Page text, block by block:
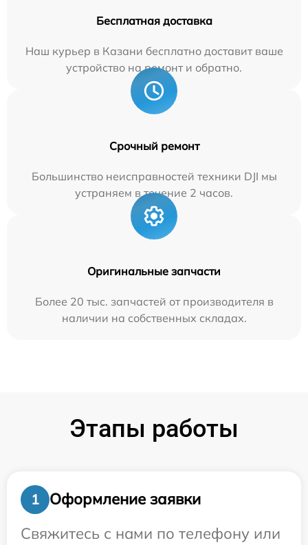
Бесплатная доставка
Наш курьер в Казани бесплатно доставит ваше
устройство на ремонт и обратно.
Срочный ремонт
Большинство неисправностей техники DJI мы
устраняем в течение 2 часов.
Оригинальные запчасти
Более 20 тыс. запчастей от производителя в
наличии на собственных складах.
Этапы работы
1
Оформление заявки
Свяжитесь с нами по телефону или